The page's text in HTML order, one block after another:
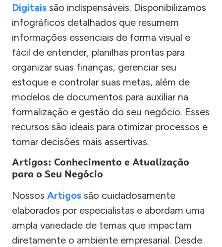
Digitais são indispensáveis. Disponibilizamos
infográficos detalhados que resumem
informações essenciais de forma visual e
fácil de entender, planilhas prontas para
organizar suas finanças, gerenciar seu
estoque e controlar suas metas, além de
modelos de documentos para auxiliar na
formalização e gestão do seu negócio. Esses
recursos são ideais para otimizar processos e
tomar decisões mais assertivas.
Artigos: Conhecimento e Atualização
para o Seu Negócio
Nossos Artigos são cuidadosamente
elaborados por especialistas e abordam uma
ampla variedade de temas que impactam
diretamente o ambiente empresarial. Desde